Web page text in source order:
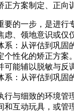
方案制定、正向
的一步，是进行
、领地意识或仅
个性化的矫正方
能辅以脱敏与反
行与细致的环境
互动玩具，或管